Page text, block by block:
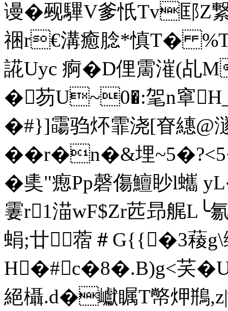
谩�觋驆V爹忯Tv邼Z
祵r€溝癒腍*慎T�
誮Uyc 痾� D俚霌漼(
�芴U~0�:毠n窧
�#}]霷驺炋霏浇[眘繐
��r�n�&埋
�奊"瘛Pp磬傷鱣眇l蠵
霋r1渵wF$Zr苉昻艉
蜎;廿蓿＃G{{�3薐g\
H�#c�8�.B)g<芺
絕欇.d�巘瞩T幤炠鵧